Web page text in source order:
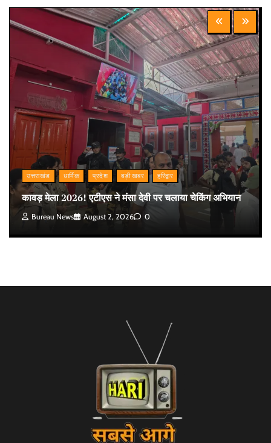
उत्तराखंड धार्मिक प्रदेश बड़ी खबर हरिद्वार
कावड़ मेला 2026! एटीएस ने मंसा देवी पर चलाया चेकिंग अभियान
Bureau News August 2, 2026 0